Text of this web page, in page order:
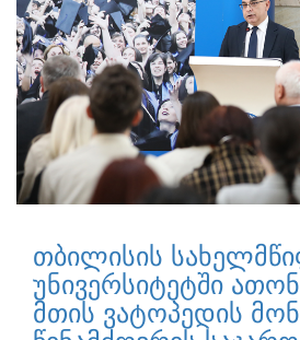
თბილისის
უნივერსიტეტში
მთის ვატოპედის